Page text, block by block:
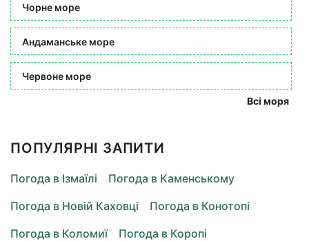
Чорне море
Андаманське море
Червоне море
Всі моря
ПОПУЛЯРНІ ЗАПИТИ
Погода в Ізмаїлі
Погода в Каменському
Погода в Новій Каховці
Погода в Конотопі
Погода в Коломиї
Погода в Коропі